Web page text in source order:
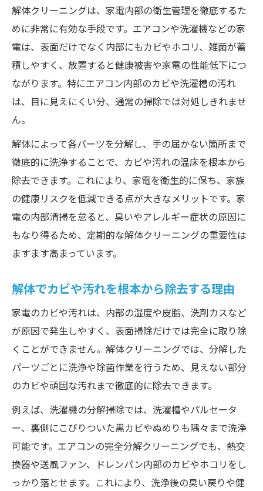
グ頻度
季節ごとの解体クリーニング実施のベスト
タイミング
解体でカビ臭を徹底除去する正しい時期の
見極め方
解体掃除が必要な家電のサインを見逃さな
解体掃除と通常掃除の切り替え時期のポイ
ント
徹底除去が叶う解体洗浄のメリットとは
解体による徹底洗浄で得られる安心感につ
いて
解体クリーニングのカビ除去効果を徹底解
説
内部構造まで清潔に保つ解体洗浄の利点
通常掃除では落ちない汚れへの解体洗浄の
洗濯機も安心な解体クリーニングの頻度目安
洗濯機の解体クリーニング適切な周期とは
解体が必要な洗濯機のサインと見極めポイ
ント
洗濯機解体クリーニングを計画的に行うコ
解体クリーニングは、家電内部の衛生管理を徹底するた
めに非常に有効な手段です。エアコンや洗濯機などの家
電は、表面だけでなく内部にもカビやホコリ、雑菌が蓄
積しやすく、放置すると健康被害や家電の性能低下につ
ながります。特にエアコン内部のカビや洗濯槽の汚れ
は、目に見えにくい分、通常の掃除では対処しきれませ
ん。
解体によって各パーツを分解し、手の届かない箇所まで
徹底的に洗浄することで、カビや汚れの温床を根本から
除去できます。これにより、家電を衛生的に保ち、家族
の健康リスクを低減できる点が大きなメリットです。家
電の内部清掃を怠ると、臭いやアレルギー症状の原因に
もなり得るため、定期的な解体クリーニングの重要性は
ますます高まっています。
解体でカビや汚れを根本から除去する理由
家電のカビや汚れは、内部の湿度や皮脂、洗剤カスなど
が原因で発生しやすく、表面掃除だけでは完全に取り除
くことができません。解体クリーニングでは、分解した
パーツごとに洗浄や除菌作業を行うため、見えない部分
のカビや頑固な汚れまで徹底的に除去できます。
例えば、洗濯機の分解掃除では、洗濯槽やパルセータ
ー、裏側にこびりついた黒カビやぬめりも隅々まで洗浄
可能です。エアコンの完全分解クリーニングでも、熱交
換器や送風ファン、ドレンパン内部のカビやホコリをし
っかり落とせます。これにより、洗浄後の臭い戻りや健